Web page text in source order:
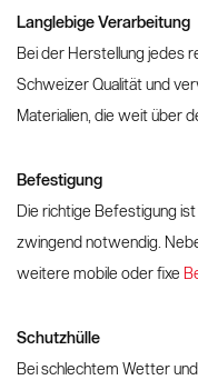
Langlebige Verarbeitung
Bei der Herstellung jedes
Schweizer Qualität und
Materialien, die weit über
Befestigung
Die richtige Befestigung
zwingend notwendig.
weitere mobile oder fixe
Schutzhülle
Bei schlechtem Wetter